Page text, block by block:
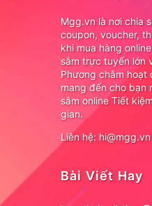
Mgg.vn là nơi chia
coupon, voucher,
khi mua hàng
sắm trực tuyến lớn
Phương châm hoạt
mang đến cho bạn
sắm online Tiết
gian.
Liên hệ: hi@mgg.vn
Bài Viết Hay